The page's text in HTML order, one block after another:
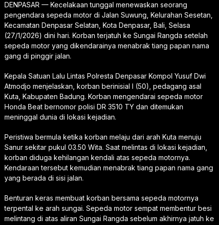
DENPASAR — Kecelakaan tunggal menewaskan seorang
pengendara sepeda motor di Jalan Suwung, Kelurahan Sesetan,
Kecamatan Denpasar Selatan, Kota Denpasar, Bali, Selasa
(27/1/2026) dini hari. Korban terjatuh ke Sungai Rangda setelah
sepeda motor yang dikendarainya menabrak tiang papan nama
gang di pinggir jalan.
Kepala Satuan Lalu Lintas Polresta Denpasar Kompol Yusuf Dwi
Atmodjo menjelaskan, korban berinisial I (50), pedagang asal
Kuta, Kabupaten Badung. Korban mengendarai sepeda motor
Honda Beat bernomor polisi DR 3510 TY dan ditemukan
meninggal dunia di lokasi kejadian.
Peristiwa bermula ketika korban melaju dari arah Kuta menuju
Sanur sekitar pukul 03.50 Wita. Saat melintas di lokasi kejadian,
korban diduga kehilangan kendali atas sepeda motornya.
Kendaraan tersebut kemudian menabrak tiang papan nama gang
yang berada di sisi jalan.
Benturan keras membuat korban bersama sepeda motornya
terpental ke arah sungai. Sepeda motor sempat membentur besi
melintang di atas aliran Sungai Rangda sebelum akhirnya jatuh ke